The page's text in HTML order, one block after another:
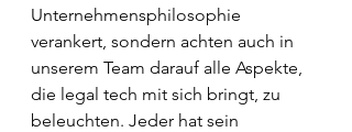
Unternehmensphilosophie
verankert, sondern achten auch in
unserem Team darauf alle Aspekte,
die legal tech mit sich bringt, zu
beleuchten. Jeder hat sein